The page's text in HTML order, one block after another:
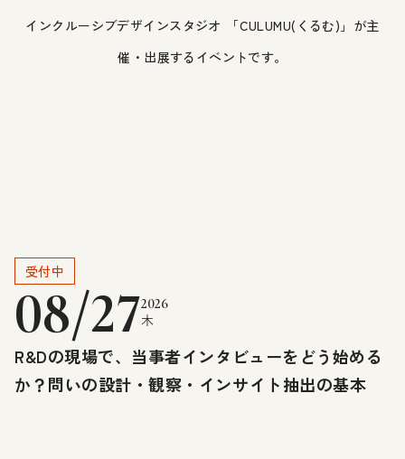
インクルーシブデザインスタジオ 「CULUMU(くるむ)」が主
催・出展するイベントです。
R&Dの現場で、当事者インタビューをどう始める
か？問いの設計・観察・インサイト抽出の基本
08/272026
木
受付中